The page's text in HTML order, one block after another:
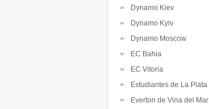
Dynamo Kiev
Dynamo Kyiv
Dynamo Moscow
EC Bahia
EC Vitoria
Estudiantes de La Plata
Everton de Vina del Mar